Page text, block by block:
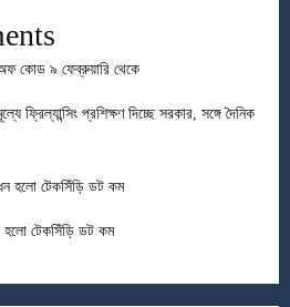
কোড ৯ ফেব্রুয়ারি থেকে
ফ্রিল্যান্সিং প্রশিক্ষণ দিচ্ছে সরকার, সঙ্গে দৈনিক
হলো টেকসিঁড়ি ডট কম
টেকসিঁড়ি ডট কম